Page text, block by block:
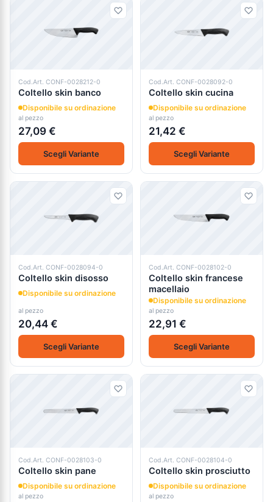
Cod.Art. CONF-0028212-0
Coltello skin banco
Disponibile su ordinazione
al pezzo
27,09 €
Scegli Variante
Cod.Art. CONF-0028092-0
Coltello skin cucina
Disponibile su ordinazione
al pezzo
21,42 €
Scegli Variante
Cod.Art. CONF-0028094-0
Coltello skin disosso
Disponibile su ordinazione
al pezzo
20,44 €
Scegli Variante
Cod.Art. CONF-0028102-0
Coltello skin francese
macellaio
Disponibile su ordinazione
al pezzo
22,91 €
Scegli Variante
Cod.Art. CONF-0028103-0
Coltello skin pane
Disponibile su ordinazione
al pezzo
Cod.Art. CONF-0028104-0
Coltello skin prosciutto
Disponibile su ordinazione
al pezzo